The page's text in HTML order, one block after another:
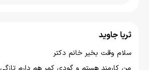
ثریا جاوید
سلام وقت بخیر خانم دکتر